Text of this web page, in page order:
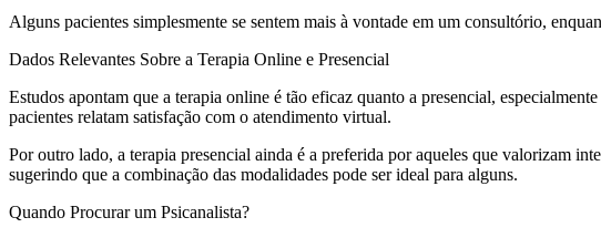
Alguns pacientes simplesmente se sentem mais à vontade em um consultório,
Dados Relevantes Sobre a Terapia Online e Presencial
Estudos apontam que a terapia online é tão eficaz quanto a presencial,
pacientes relatam satisfação com o atendimento virtual.
Por outro lado, a terapia presencial ainda é a preferida por aqueles que valorizam
sugerindo que a combinação das modalidades pode ser ideal para alguns.
Quando Procurar um Psicanalista?